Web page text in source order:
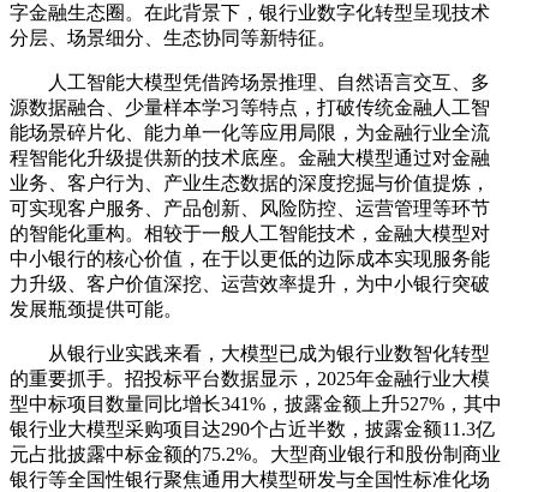
字金融生态圈。在此背景下，银行业数字化转型呈现技术
分层、场景细分、生态协同等新特征。
人工智能大模型凭借跨场景推理、自然语言交互、多
源数据融合、少量样本学习等特点，打破传统金融人工智
能场景碎片化、能力单一化等应用局限，为金融行业全流
程智能化升级提供新的技术底座。金融大模型通过对金融
业务、客户行为、产业生态数据的深度挖掘与价值提炼，
可实现客户服务、产品创新、风险防控、运营管理等环节
的智能化重构。相较于一般人工智能技术，金融大模型对
中小银行的核心价值，在于以更低的边际成本实现服务能
力升级、客户价值深挖、运营效率提升，为中小银行突破
发展瓶颈提供可能。
从银行业实践来看，大模型已成为银行业数智化转型
的重要抓手。招投标平台数据显示，2025年金融行业大模
型中标项目数量同比增长341%，披露金额上升527%，其中
银行业大模型采购项目达290个占近半数，披露金额11.3亿
元占批披露中标金额的75.2%。大型商业银行和股份制商业
银行等全国性银行聚焦通用大模型研发与全国性标准化场